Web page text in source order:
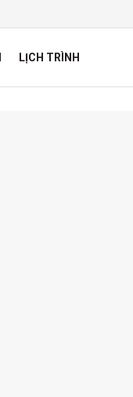
LỊCH TRÌNH